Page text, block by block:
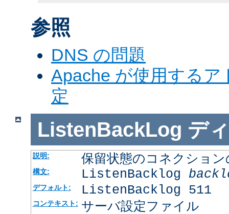
参照
DNS の問題
Apache が使用する
定
ListenBackLog デ
説明: 保留状態のコネクショ
構文: ListenBacklog
デフォルト: ListenBacklog 511
コンテキスト: サーバ設定ファイル